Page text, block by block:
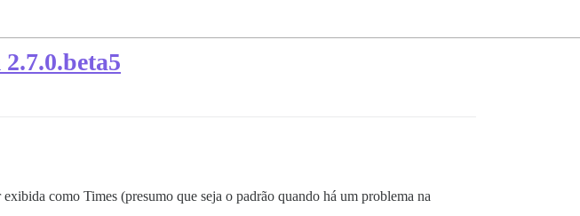
como Times (presumo que seja o padrão quando há um problema na